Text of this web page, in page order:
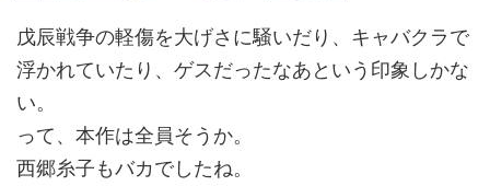
戊辰戦争の軽傷を大げさに騒いだり、キャバクラで
浮かれていたり、ゲスだったなあという印象しかな
い。
って、本作は全員そうか。
西郷糸子もバカでしたね。